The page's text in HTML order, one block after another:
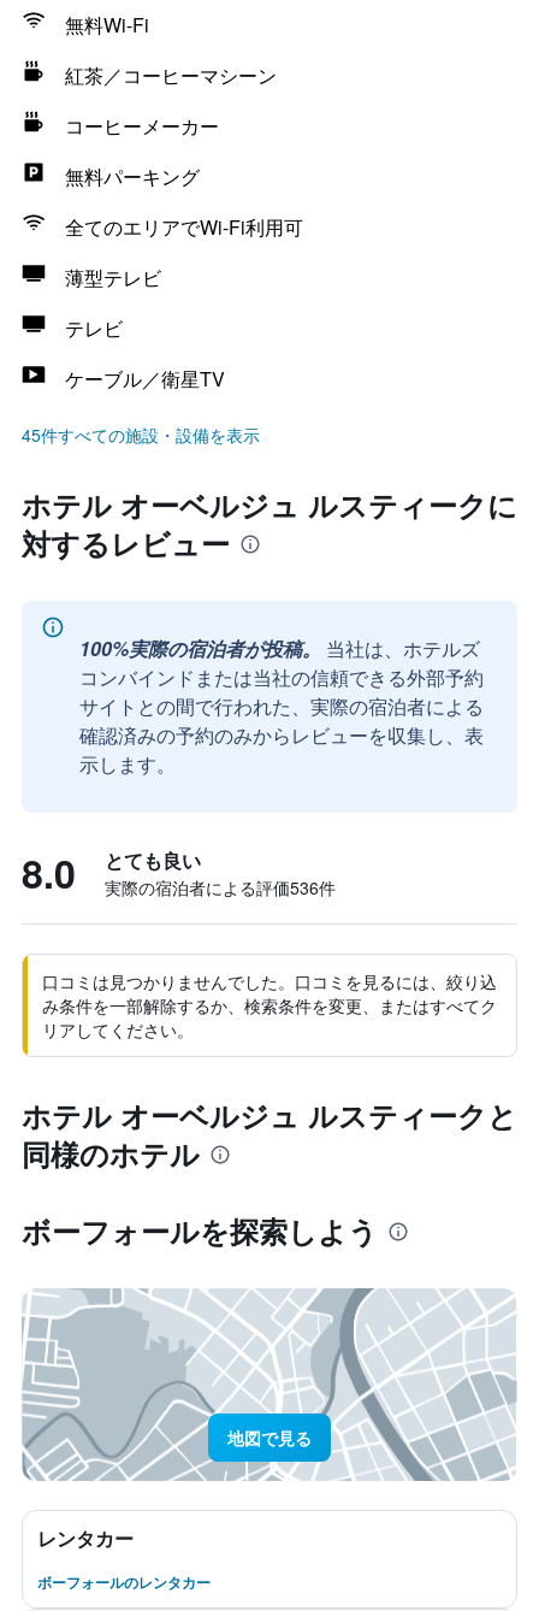
無料Wi-Fi
紅茶／コーヒーマシーン
コーヒーメーカー
無料パーキング
全てのエリアでWi-Fi利用可
薄型テレビ
テレビ
ケーブル／衛星TV
45件すべての施設・設備を表示
ホテル オーベルジュ ルスティークに
対するレビュー
100%実際の宿泊者が投稿。
当社は、ホテルズ
コンバインドまたは当社の信頼できる外部予約
サイトとの間で行われた、実際の宿泊者による
確認済みの予約のみからレビューを収集し、表
示します。
8.0 とても良い
実際の宿泊者による評価536​件
口コミは見つかりませんでした。口コミを見るには、絞り込
み条件を一部解除するか、検索条件を変更、またはすべてク
リアしてください。
ホテル オーベルジュ ルスティークと
同様のホテル
ボーフォール​を探索しよう
地図で見る
レンタカー
ボーフォールのレンタカー